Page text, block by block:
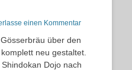
einen Kommentar
über den
neu gestaltet.
Dojo nach